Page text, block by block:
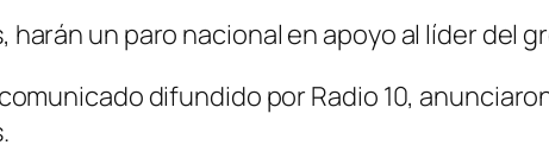
un paro nacional en apoyo al líder del
difundido por Radio 10,